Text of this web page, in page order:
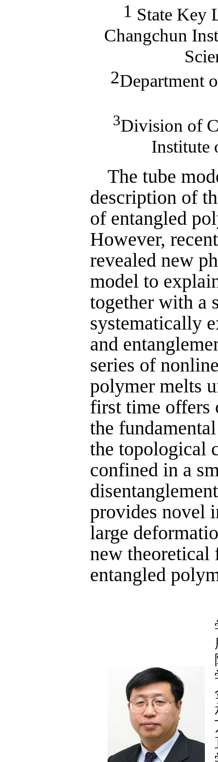
1 State Key
Changchun
2Department
3Division of
Institute
The tube
description of
of entangled
However,
revealed new
model to
together with a
systematically
and
series of
polymer melts
first time offers
the
the topological
confined in a
provides novel
large
new
entangled